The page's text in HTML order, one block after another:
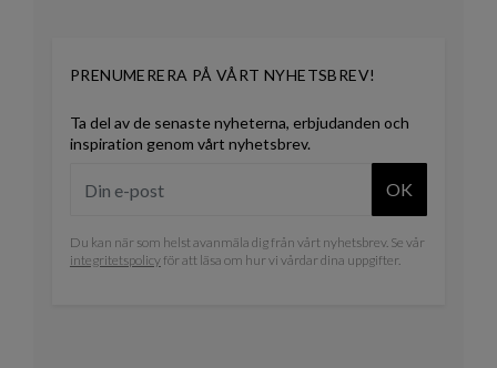
PRENUMERERA PÅ VÅRT NYHETSBREV!
Ta del av de senaste nyheterna, erbjudanden och
inspiration genom vårt nyhetsbrev.
OK
Du kan när som helst avanmäla dig från vårt nyhetsbrev. Se vår
integritetspolicyför att läsa om hur vi vårdar dina uppgifter.